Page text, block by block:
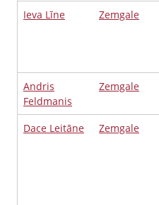
Ieva Līne
Zemgale
Andris
Feldmanis
Zemgale
Dace Leitāne Zemgale